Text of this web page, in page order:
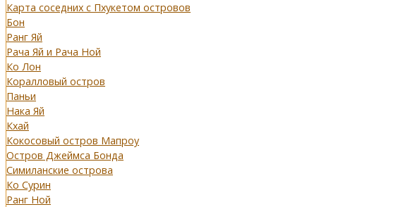
Карта соседних с Пхукетом островов
Бон
Ранг Яй
Рача Яй и Рача Ной
Ко Лон
Коралловый остров
Паньи
Нака Яй
Кхай
Кокосовый остров Мапроу
Остров Джеймса Бонда
Симиланские острова
Ко Сурин
Ранг Ной